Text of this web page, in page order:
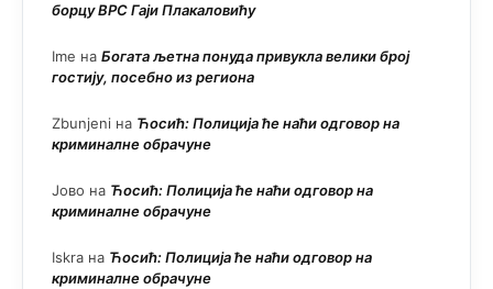
борцу ВРС Гаји Плакаловићу
Ime на Богата љетна понуда привукла велики број
гостију, посебно из региона
Zbunjeni на Ћосић: Полиција ће наћи одговор на
криминалне обрачуне
Јово на Ћосић: Полиција ће наћи одговор на
криминалне обрачуне
Iskra на Ћосић: Полиција ће наћи одговор на
криминалне обрачуне